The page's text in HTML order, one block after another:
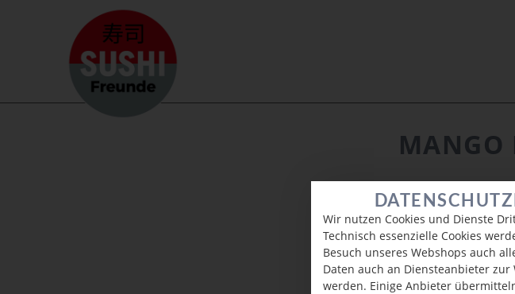
Wir nutzen Cookies und Dienste
Technisch essenzielle Cookies
Besuch unseres Webshops auch
Daten auch an Diensteanbieter
werden. Einige Anbieter
MANGO